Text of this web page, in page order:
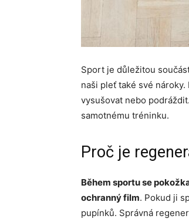
Sport je důležitou
naši pleť také své
vysušovat nebo
samotnému tréninku.
Proč je
Během sportu se
ochranný film. Pokud ji
pupínků. Správná